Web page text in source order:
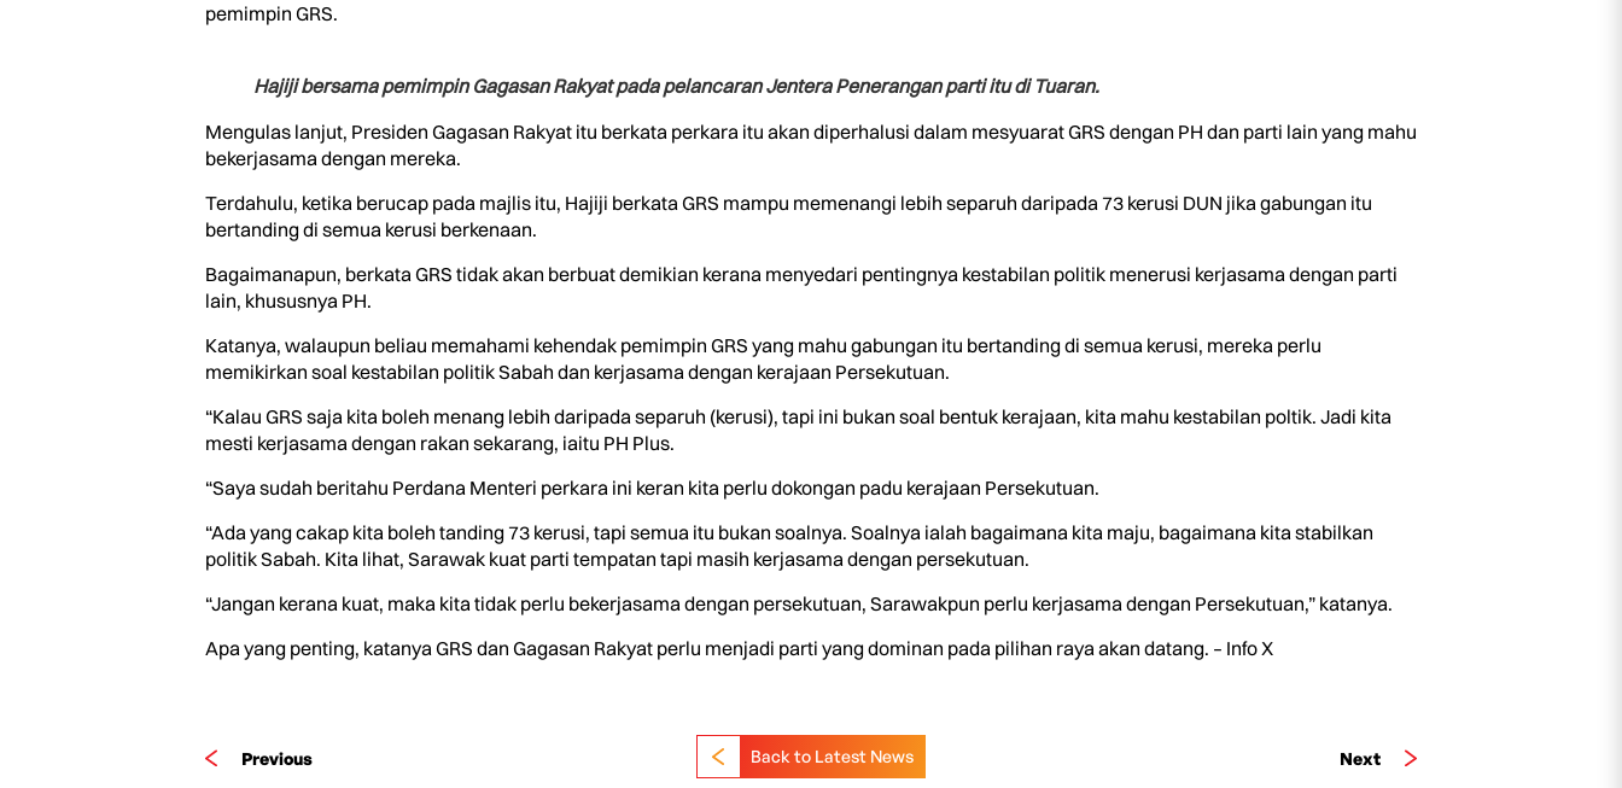
pemimpin GRS.
Hajiji bersama pemimpin Gagasan Rakyat pada pelancaran Jentera Penerangan parti itu di Tuaran.
Mengulas lanjut, Presiden Gagasan Rakyat itu berkata perkara itu akan diperhalusi dalam mesyuarat GRS dengan PH dan parti lain yang mahu
bekerjasama dengan mereka.
Terdahulu, ketika berucap pada majlis itu, Hajiji berkata GRS mampu memenangi lebih separuh daripada 73 kerusi DUN jika gabungan itu
bertanding di semua kerusi berkenaan.
Bagaimanapun, berkata GRS tidak akan berbuat demikian kerana menyedari pentingnya kestabilan politik menerusi kerjasama dengan parti
lain, khususnya PH.
Katanya, walaupun beliau memahami kehendak pemimpin GRS yang mahu gabungan itu bertanding di semua kerusi, mereka perlu
memikirkan soal kestabilan politik Sabah dan kerjasama dengan kerajaan Persekutuan.
“Kalau GRS saja kita boleh menang lebih daripada separuh (kerusi), tapi ini bukan soal bentuk kerajaan, kita mahu kestabilan poltik. Jadi kita
mesti kerjasama dengan rakan sekarang, iaitu PH Plus.
“Saya sudah beritahu Perdana Menteri perkara ini keran kita perlu dokongan padu kerajaan Persekutuan.
“Ada yang cakap kita boleh tanding 73 kerusi, tapi semua itu bukan soalnya. Soalnya ialah bagaimana kita maju, bagaimana kita stabilkan
politik Sabah. Kita lihat, Sarawak kuat parti tempatan tapi masih kerjasama dengan persekutuan.
“Jangan kerana kuat, maka kita tidak perlu bekerjasama dengan persekutuan, Sarawakpun perlu kerjasama dengan Persekutuan,” katanya.
Apa yang penting, katanya GRS dan Gagasan Rakyat perlu menjadi parti yang dominan pada pilihan raya akan datang. – Info X
Previous Next
Back to Latest News